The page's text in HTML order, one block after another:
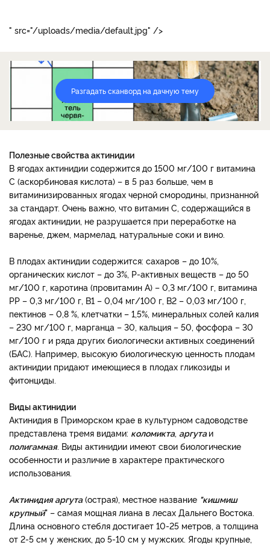
plod.jpg
" src="/uploads/media/default.jpg" />
Разгадать сканворд на дачную тему
Полезные свойства актинидии
В ягодах актинидии содержится до 1500 мг/100 г витамина
С (аскорбиновая кислота) – в 5 раз больше, чем в
витаминизированных ягодах черной смородины, признанной
за стандарт. Очень важно, что витамин С, содержащийся в
ягодах актинидии, не разрушается при переработке на
варенье, джем, мармелад, натуральные соки и вино.
В плодах актинидии содержится: сахаров – до 10%,
органических кислот – до 3%, Р-активных веществ – до 50
мг/100 г, каротина (провитамин А) – 0,3 мг/100 г, витамина
РР – 0,3 мг/100 г, В1 – 0,04 мг/100 г, В2 – 0,03 мг/100 г,
пектинов – 0,8 %, клетчатки – 1,5%, минеральных солей калия
– 230 мг/100 г, марганца – 30, кальция – 50, фосфора – 30
мг/100 г и ряда других биологически активных соединений
(БАС). Например, высокую биологическую ценность плодам
актинидии придают имеющиеся в плодах гликозиды и
фитонциды.
Виды актинидии
Актинидия в Приморском крае в культурном садоводстве
представлена тремя видами: коломикта, аргутаи
полигамная. Виды актинидии имеют свои биологические
особенности и различие в характере практического
использования.
Актинидия аргута(острая), местное название "кишмиш
крупный" – самая мощная лиана в лесах Дальнего Востока.
Длина основного стебля достигает 10-25 метров, а толщина
от 2-5 см у женских, до 5-10 см у мужских. Ягоды крупные,